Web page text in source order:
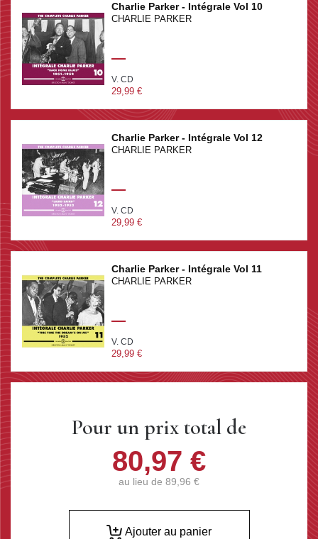
Charlie Parker - Intégrale Vol 10
CHARLIE PARKER
V. CD
29,99 €
Charlie Parker - Intégrale Vol 12
CHARLIE PARKER
V. CD
29,99 €
Charlie Parker - Intégrale Vol 11
CHARLIE PARKER
V. CD
29,99 €
Pour un prix total de
80,97 €
au lieu de 89,96 €
Ajouter au panier